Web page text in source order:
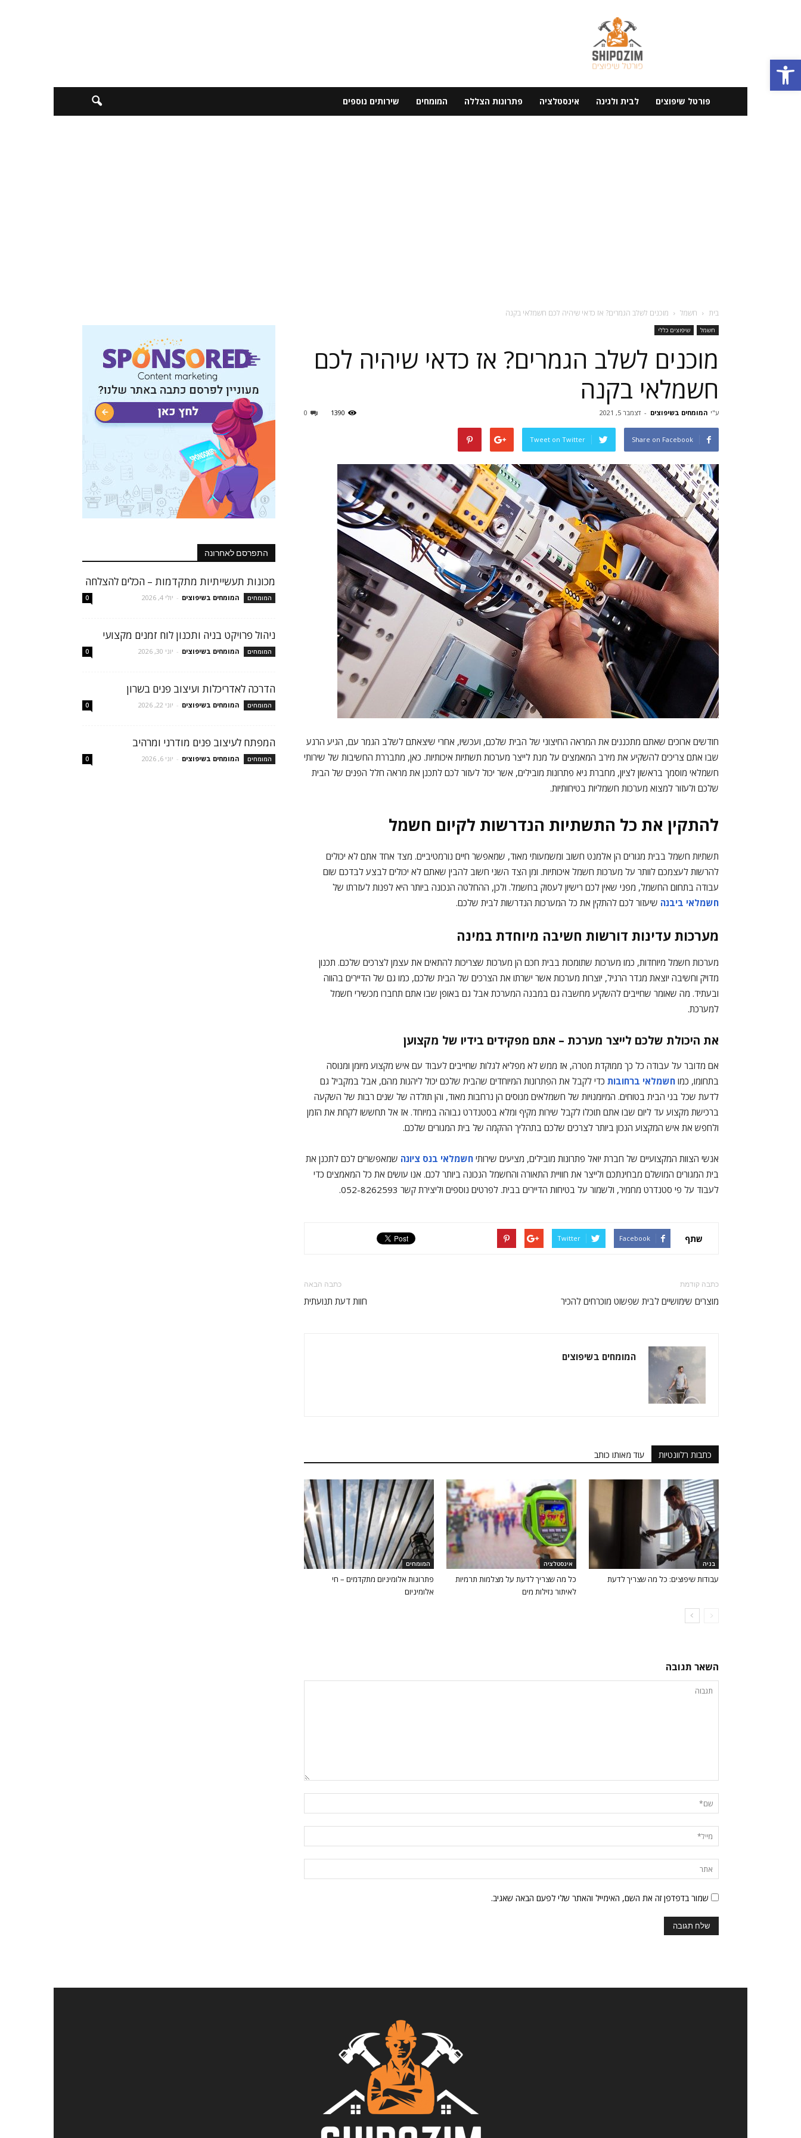
פתח סרגל נגישות
פורטל שיפוצים לבית ולגינה אינסטלציה פתרונות הצללה המומחים שירותים נוספים
בית חשמל מוכנים לשלב הגמרים? אז כדאי שיהיה לכם חשמלאי בקנה
חשמל שיפוצים כללי
מוכנים לשלב הגמרים? אז כדאי שיהיה לכם
חשמלאי בקנה
ע"י המומחים בשיפוצים - דצמבר 5, 2021 0 1390
Share on Facebook
Tweet on Twitter
חודשים ארוכים שאתם מתכננים את המראה החיצוני של הבית שלכם, ועכשיו, אחרי שיצאתם לשלב הגמר עם, הגיע הרגע
שבו אתם צריכים להשקיע את מירב המאמצים על מנת לייצר מערכות תשתיות איכותיות. כאן, מתבררת החשיבות של שירותי
חשמלאי מוסמך בראשון לציון, מחברת גיא פתרונות מובילים, אשר יכול לעזור לכם לתכנן את מראה חלל הפנים של הבית
שלכם ולעזור למצוא מערכות חשמליות בטיחותיות.
להתקין את כל התשתיות הנדרשות לקיום חשמל
תשתיות חשמל בבית מגורים הן אלמנט חשוב ומשמעותי מאוד, שמאפשר חיים נורמטיביים. מצד אחד אתם לא יכולים
להרשות לעצמכם לוותר על מערכות חשמל איכותיות. ומן הצד השני חשוב להבין שאתם לא יכולים לבצע לבדכם שום
עבודה בתחום החשמל, מפני שאין לכם רישיון לעסוק בחשמל. ולכן, ההחלטה הנכונה ביותר היא לפנות לעזרתו של
חשמלאי ביבנה שיעזור לכם להתקין את כל המערכות הנדרשות לבית שלכם.
מערכות עדינות דורשות חשיבה מיוחדת במינה
מערכות חשמל מיוחדות, כמו מערכות שתומכות בבית חכם הן מערכות שצריכות להתאים את עצמן לצרכים שלכם. תכנון
מדויק וחשיבה יוצאת מגדר הרגיל, יוצרות מערכות אשר ישרתו את הצרכים של הבית שלכם, כמו גם של הדיירים בהווה
ובעתיד. מה שאומר שחייבים להשקיע מחשבה גם במבנה המערכת אבל גם באופן שבו אתם תחברו מכשירי חשמל
למערכת.
את היכולת שלכם לייצר מערכת – אתם מפקידים בידיו של מקצוען
אם מדובר על עבודה כל כך ממוקדת מטרה, אז ממש לא מפליא לגלות שחייבים לעבוד עם איש מקצוע מיומן ומנוסה
בתחומו, כמו חשמלאי ברחובות כדי לקבל את הפתרונות המיוחדים שהבית שלכם יכול ליהנות מהם, אבל במקביל גם
לדעת שכל בני הבית בטוחים. המיומנויות של חשמלאים מנוסים הן נרחבות מאוד, והן תולדה של שנים רבות של השקעה
ברכישת מקצוע עד ליום שבו אתם תוכלו לקבל שירות מקיף ומלא בסטנדרט גבוהה במיוחד. אז אל תחששו לקחת את הזמן
ולחפש את איש המקצוע הנכון ביותר לצרכים שלכם בתהליך ההקמה של בית המגורים שלכם.
אנשי הצוות המקצועיים של חברת יואל פתרונות מובילים, מציעים שירותי חשמלאי בנס ציונה שמאפשרים לכם לתכנן את
בית המגורים המושלם מבחינתכם ולייצר את חוויית התאורה והחשמל הנכונה ביותר לכם. אנו עושים את כל המאמצים כדי
לעבוד על פי סטנדרט מחמיר, ולשמור על בטיחות הדיירים בבית. לפרטים נוספים וליצירת קשר
שתף Facebook
Twitter
כתבה קודמת
מוצרים שימושיים לבית שפשוט מוכרחים להכיר
כתבה הבאה
חוות דעת תנועתית
המומחים בשיפוצים
כתבות רלוונטיות עוד מאותו כותב
בניה
עבודות שיפוצים: כל מה שצריך לדעת
אינסטלציה
כל מה שצריך לדעת על מצלמות תרמיות
לאיתור נזילות מים
המומחים
פתרונות אלומיניום מתקדמים – חי
אלומיניום
השאר תגובה
שמור בדפדפן זה את השם, האימייל והאתר שלי לפעם הבאה שאגיב.
התפרסם לאחרונה
מכונות תעשייתיות מתקדמות – הכלים להצלחה
המומחים המומחים בשיפוצים - יולי 4, 2026 0
ניהול פרויקט בניה ותכנון לוח זמנים מקצועי
המומחים המומחים בשיפוצים - יוני 30, 2026 0
הדרכה לאדריכלות ועיצוב פנים בשרון
המומחים המומחים בשיפוצים - יוני 22, 2026 0
המפתח לעיצוב פנים מודרני ומרהיב
המומחים המומחים בשיפוצים - יוני 6, 2026 0